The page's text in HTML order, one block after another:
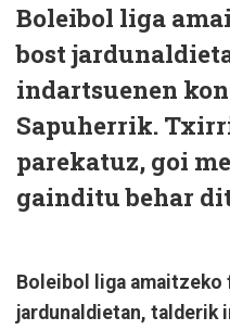
Boleibol liga
bost
indartsuenen
Sapuherrik.
parekatuz, goi
gainditu behar
Boleibol liga amaitzeko
jardunaldietan, talderik